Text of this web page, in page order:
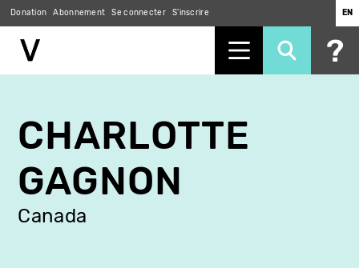
contenu
principal
Donation Abonnement Se connecter S'inscrire EN
CHARLOTTE
GAGNON
Canada